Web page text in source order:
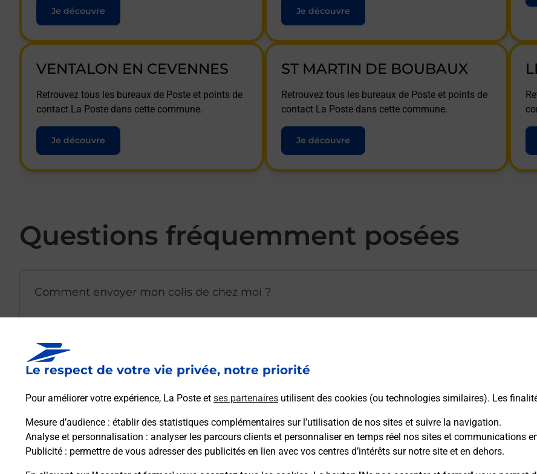
Le respect de votre vie privée, notre priorité
Pour améliorer votre expérience, La Poste et ses partenaires utilisent des cookies (ou technologies similaires). Les
Mesure d’audience : établir des statistiques complémentaires sur l’utilisation de nos sites et suivre la navigation.
Analyse et personnalisation : analyser les parcours clients et personnaliser en temps réel nos sites et communications
Publicité : permettre de vous adresser des publicités en lien avec vos centres d’intérêts sur notre site et en dehors.
Je découvre Je découvre
VENTALON EN CEVENNES
Retrouvez tous les bureaux de Poste et points de
contact La Poste dans cette commune.
Je découvre
ST MARTIN DE BOUBAUX
Retrouvez tous les bureaux de Poste et points de
contact La Poste dans cette commune.
Je découvre
Questions fréquemment posées
Comment envoyer mon colis de chez moi ?
Est-il possible d’acheter un emballage directement depuis un bureau de Poste ?
Comment demander une modification de livraison ?
Comment La Poste participe-t-elle à votre sécurité au quotidien ?